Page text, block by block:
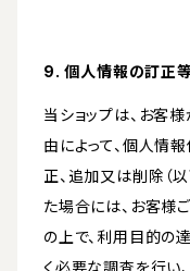
9. 個人情報の訂正
当ショップは、お客
由によって、個人情
正、追加又は削除（
た場合には、お客様
の上で、利用目的の